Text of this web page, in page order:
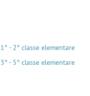
- 2° classe elementare
- 5° classe elementare